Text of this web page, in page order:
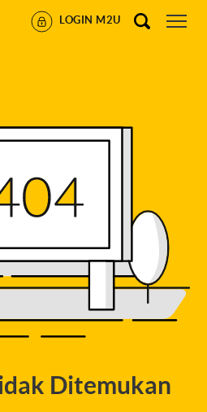
LOGIN M2U
Ditemukan